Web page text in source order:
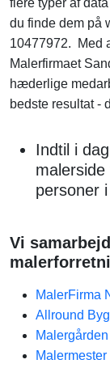
flere typer af
du finde dem på
10477972. Med
Malerfirmaet
hæderlige
bedste resultat -
Indtil i
personer
Vi
MalerFirma
Allround